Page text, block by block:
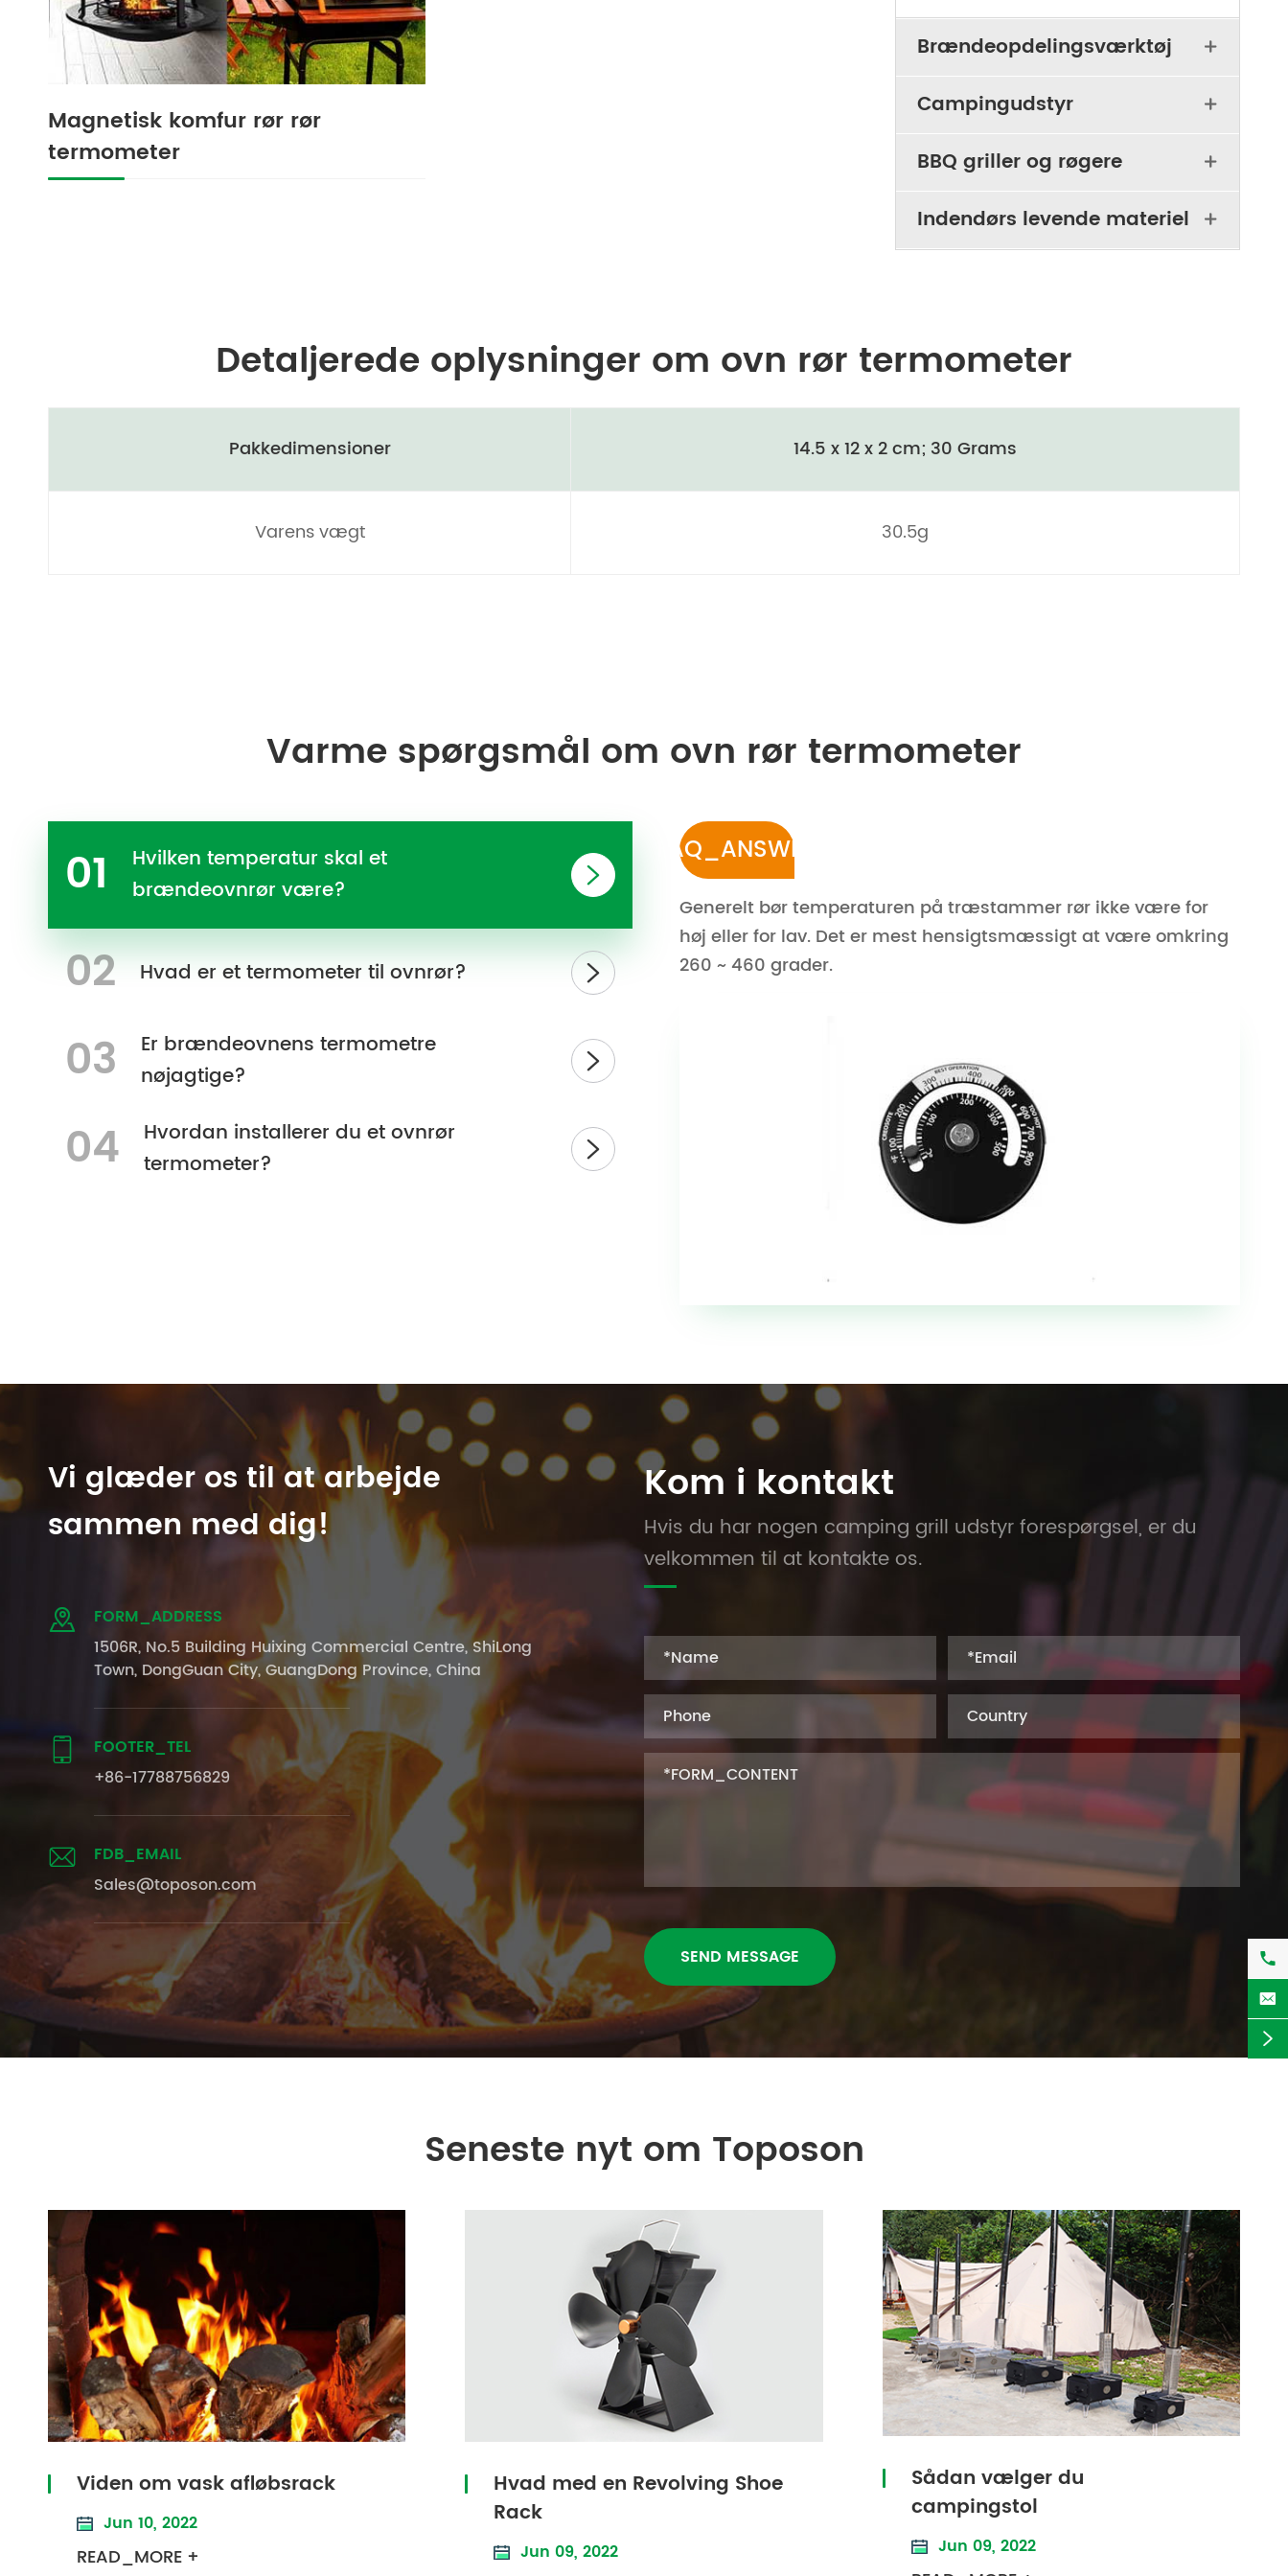
Magnetisk komfur rør rør
termometer
Brændeopdelingsværktøj 
Campingudstyr 
BBQ griller og røgere 
Indendørs levende materiel 
Detaljerede oplysninger om ovn rør termometer
Pakkedimensioner 14.5 x 12 x 2 cm; 30 Grams
Varens vægt ‎30.5g
Varme spørgsmål om ovn rør termometer
01
Hvilken temperatur skal et
brændeovnrør være?

02 Hvad er et termometer til ovnrør? 
03
Er brændeovnens termometre
nøjagtige?

04
Hvordan installerer du et ovnrør
termometer?

FAQ_ANSWER
Generelt bør temperaturen på træstammer rør ikke være for
høj eller for lav. Det er mest hensigtsmæssigt at være omkring
260 ~ 460 grader.
Vi glæder os til at arbejde
sammen med dig!

FORM_ADDRESS
1506R, No.5 Building Huixing Commercial Centre, ShiLong
Town, DongGuan City, GuangDong Province, China

FOOTER_TEL
+86-17788756829

FDB_EMAIL
Sales@toposon.com
Kom i kontakt
Hvis du har nogen camping grill udstyr forespørgsel, er du
velkommen til at kontakte os.
Seneste nyt om Toposon
Viden om vask afløbsrack
Jun 10, 2022
READ_MORE +
Hvad med en Revolving Shoe
Rack
Jun 09, 2022
Sådan vælger du
campingstol
Jun 09, 2022


